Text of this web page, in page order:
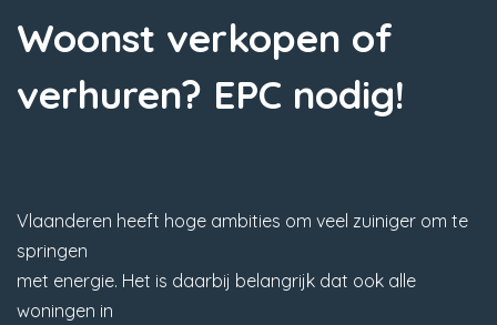
Woonst verkopen of
verhuren? EPC nodig!
Vlaanderen heeft hoge ambities om veel zuiniger om te
springen
met energie. Het is daarbij belangrijk dat ook alle
woningen in